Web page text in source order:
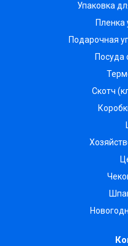
Упаковка
Пленка
Подарочная
Посуда
Скотч